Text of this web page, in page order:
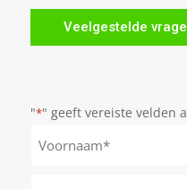
Veelgestelde
"*" geeft vereiste velden